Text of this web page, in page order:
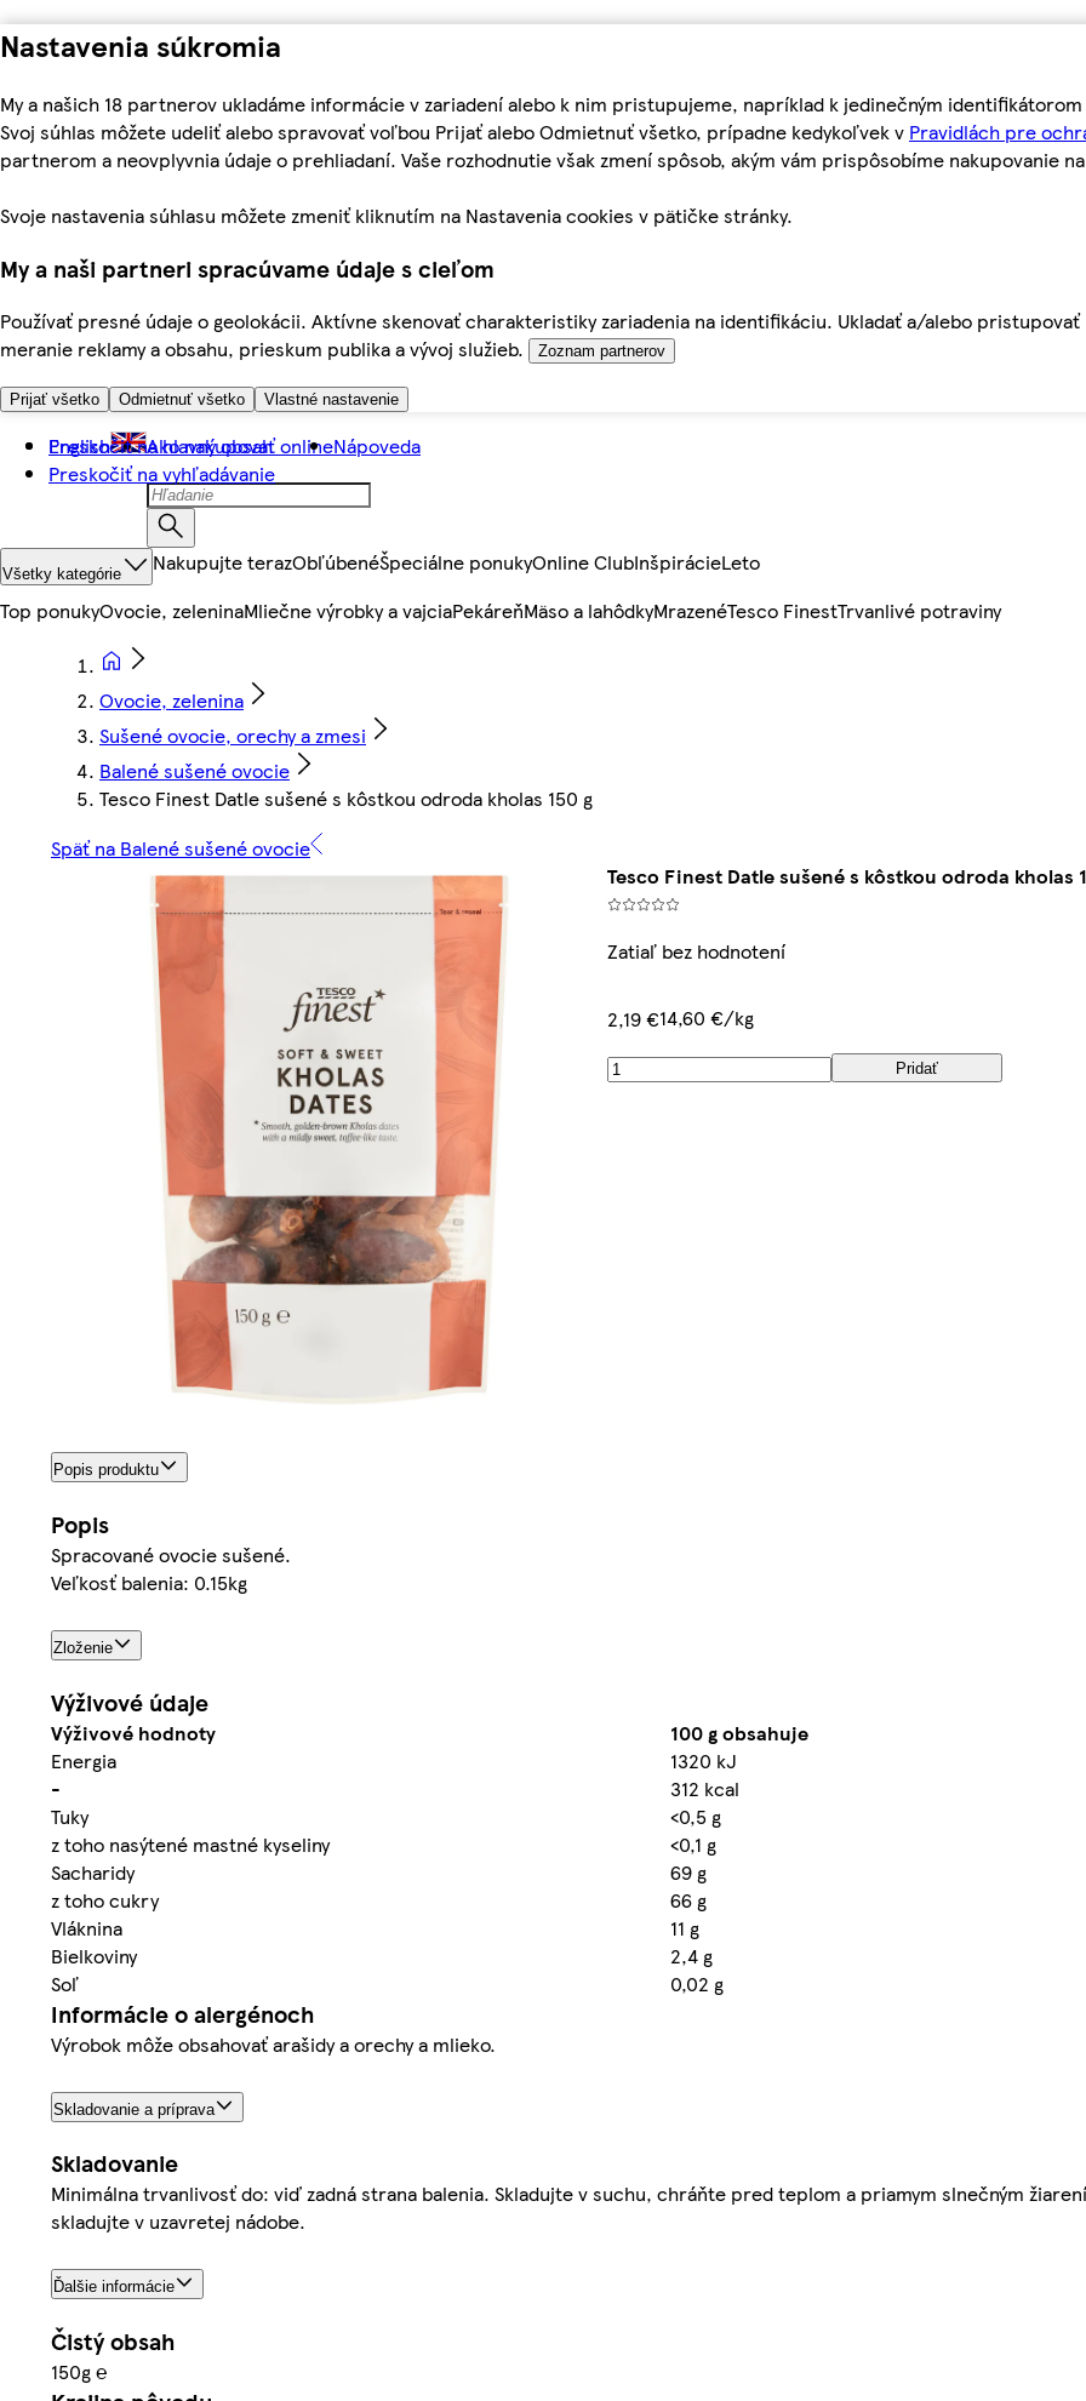
Nastavenia súkromia
My a našich 18 partnerov ukladáme informácie v zariadení alebo k nim pristupujeme, napríklad k jedinečným
Svoj súhlas môžete udeliť alebo spravovať voľbou Prijať alebo Odmietnuť všetko, prípadne kedykoľvek v Pravidlách pre
partnerom a neovplyvnia údaje o prehliadaní. Vaše rozhodnutie však zmení spôsob, akým vám prispôsobíme nakupovanie
Svoje nastavenia súhlasu môžete zmeniť kliknutím na Nastavenia cookies v pätičke stránky.
My a naši partneri spracúvame údaje s cieľom
Používať presné údaje o geolokácii. Aktívne skenovať charakteristiky zariadenia na identifikáciu. Ukladať a/alebo
meranie reklamy a obsahu, prieskum publika a vývoj služieb.
Zoznam partnerov
Prijať všetko Odmietnuť všetko Vlastné nastavenie
Preskočiť na hlavný obsah
Preskočiť na vyhľadávanie
English Ako nakupovať onlineNápoveda
Všetky kategórie Nakupujte terazObľúbenéŠpeciálne ponukyOnline ClubInšpirácieLeto
Top ponukyOvocie, zeleninaMliečne výrobky a vajciaPekáreňMäso a lahôdkyMrazenéTesco FinestTrvanlivé potraviny
Ovocie, zelenina
Sušené ovocie, orechy a zmesi
Balené sušené ovocie
Tesco Finest Datle sušené s kôstkou odroda kholas 150 g
Späť na Balené sušené ovocie
Tesco Finest Datle sušené s kôstkou odroda kholas
Zatiaľ bez hodnotení
2,19 €14,60 €/kg
Pridať
Popis produktu
Popis
Spracované ovocie sušené.
Veľkosť balenia: 0.15kg
Zloženie
Výživové údaje
Výživové hodnoty
100 g obsahuje
Energia
1320 kJ
-
312 kcal
Tuky
<0,5 g
z toho nasýtené mastné kyseliny
<0,1 g
Sacharidy
69 g
z toho cukry
66 g
Vláknina
11 g
Bielkoviny
2,4 g
Soľ
0,02 g
Informácie o alergénoch
Výrobok môže obsahovať arašidy a orechy a mlieko.
Skladovanie a príprava
Skladovanie
Minimálna trvanlivosť do: viď zadná strana balenia. Skladujte v suchu, chráňte pred teplom a priamym slnečným
skladujte v uzavretej nádobe.
Ďalšie informácie
Čistý obsah
150g ℮